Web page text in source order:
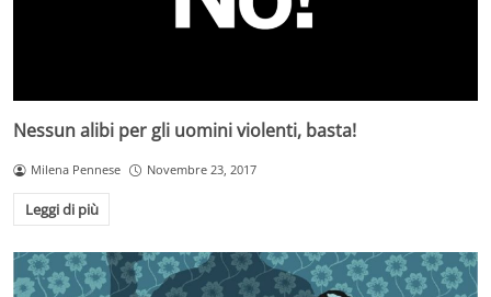
Nessun alibi per gli uomini violenti, basta!
Milena Pennese Novembre 23, 2017
Leggi di più